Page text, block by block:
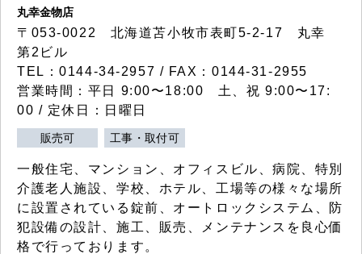
丸幸金物店
〒053-0022 北海道苫小牧市表町5-2-17 丸幸
第2ビル
TEL：0144-34-2957 / FAX：0144-31-2955
営業時間：平日 9:00〜18:00 土、祝 9:00〜17:
00 / 定休日：日曜日
販売可 工事・取付可
一般住宅、マンション、オフィスビル、病院、特別
介護老人施設、学校、ホテル、工場等の様々な場所
に設置されている錠前、オートロックシステム、防
犯設備の設計、施工、販売、メンテナンスを良心価
格で行っております。